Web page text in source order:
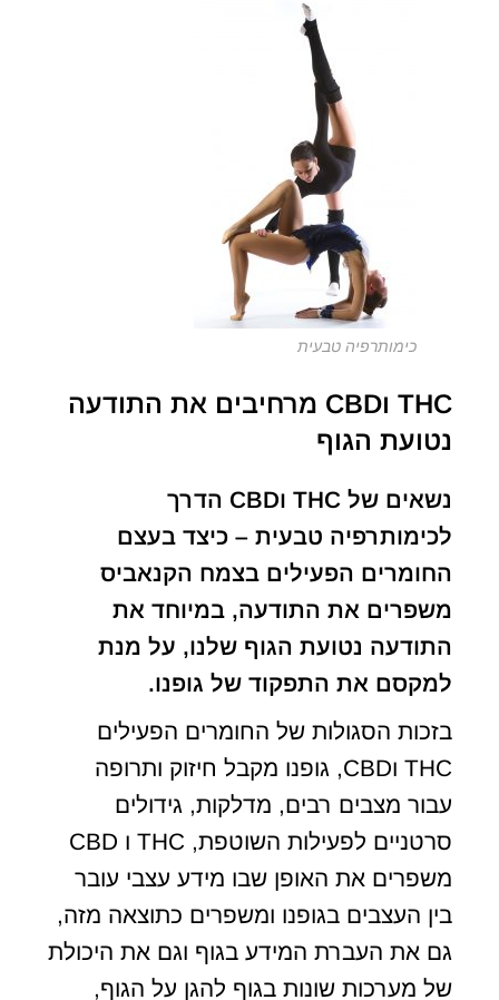
כימותרפיה טבעית
THC וCBD מרחיבים את התודעה
נטועת הגוף
נשאים של THC וCBD הדרך
לכימותרפיה טבעית – כיצד בעצם
החומרים הפעילים בצמח הקנאביס
משפרים את התודעה, במיוחד את
התודעה נטועת הגוף שלנו, על מנת
למקסם את התפקוד של גופנו.
בזכות הסגולות של החומרים הפעילים
THC וCBD, גופנו מקבל חיזוק ותרופה
עבור מצבים רבים, מדלקות, גידולים
סרטניים לפעילות השוטפת, THC ו CBD
משפרים את האופן שבו מידע עצבי עובר
בין העצבים בגופנו ומשפרים כתוצאה מזה,
גם את העברת המידע בגוף וגם את היכולת
של מערכות שונות בגוף להגן על הגוף,